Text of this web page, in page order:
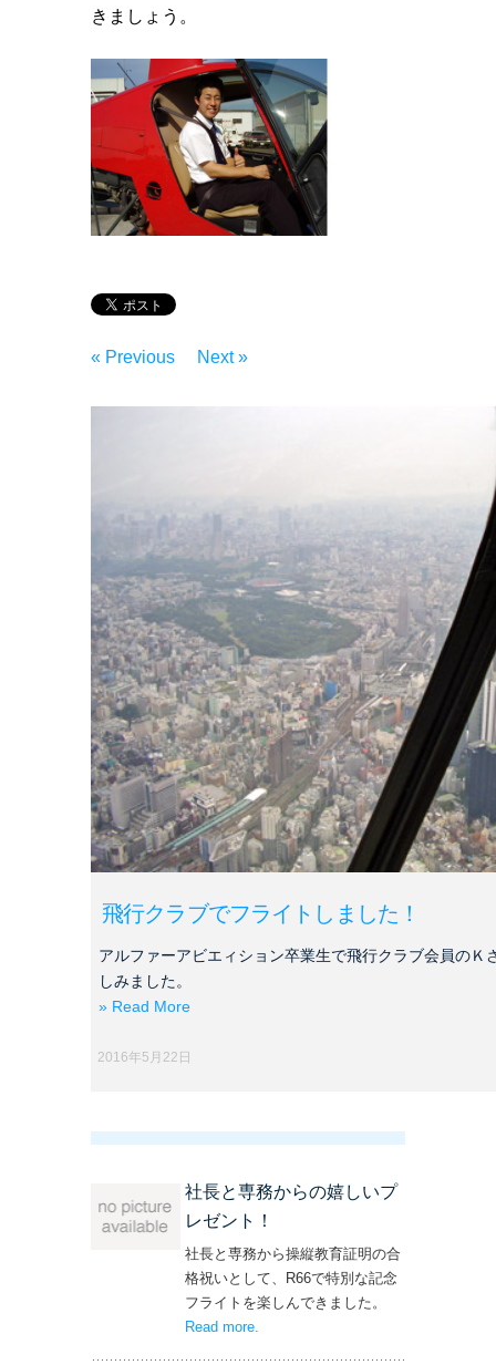
きましょう。
« Previous Next »
飛行クラブでフライトしました！
アルファーアビエィション卒業生で飛行クラブ会員のＫ
しみました。
» Read More
2016年5月22日
社長と専務からの嬉しいプ
レゼント！
社長と専務から操縦教育証明の合
格祝いとして、R66で特別な記念
フライトを楽しんできました。
Read more